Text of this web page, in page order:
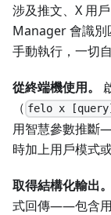
涉及推文、X 用
Manager 會識別
手動執行，一切自
從終端機使用。
（ felo x
用智慧參數推斷
時加上用戶模式
取得結構化輸出。
式回傳——包含用